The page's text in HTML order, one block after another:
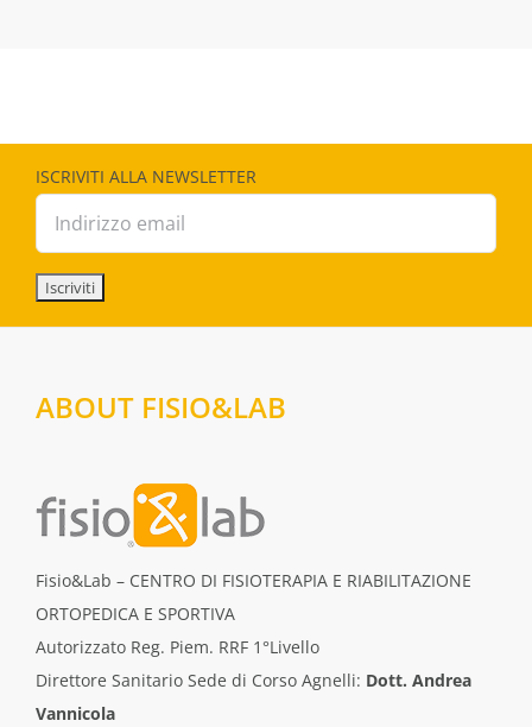
ISCRIVITI ALLA NEWSLETTER
ABOUT FISIO&LAB
Fisio&Lab – CENTRO DI FISIOTERAPIA E RIABILITAZIONE
ORTOPEDICA E SPORTIVA
Autorizzato Reg. Piem. RRF 1°Livello
Direttore Sanitario Sede di Corso Agnelli: Dott. Andrea
Vannicola